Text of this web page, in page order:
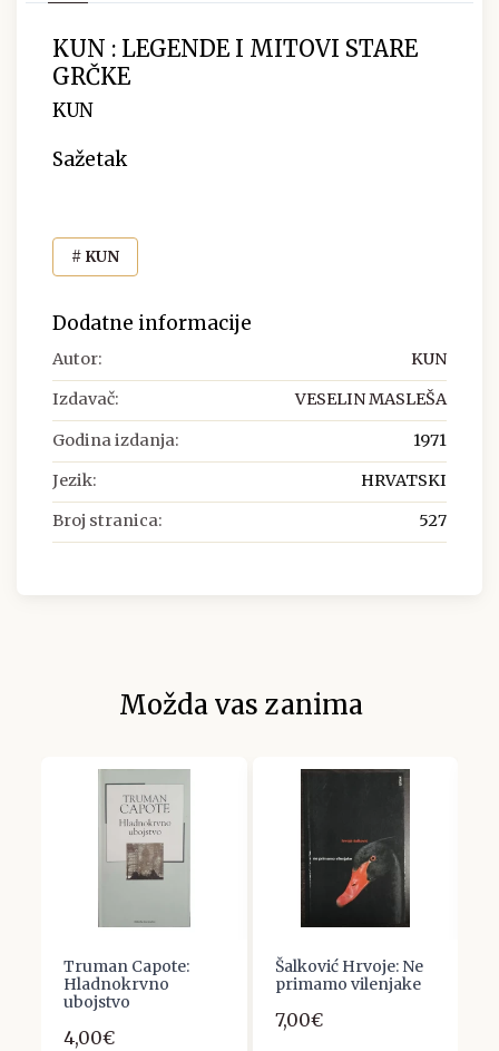
KUN : LEGENDE I MITOVI STARE
GRČKE
KUN
Sažetak
# KUN
Dodatne informacije
Autor: KUN
Izdavač: VESELIN MASLEŠA
Godina izdanja: 1971
Jezik: HRVATSKI
Broj stranica: 527
Možda vas zanima
Truman Capote:
Hladnokrvno
ubojstvo
4,00€
Šalković Hrvoje: Ne
primamo vilenjake
7,00€